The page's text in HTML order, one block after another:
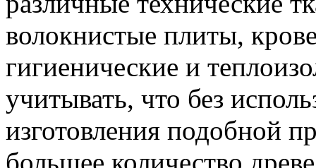
волокнистые плиты,
гигиенические и
учитывать, что без
изготовления подобной
большее количество